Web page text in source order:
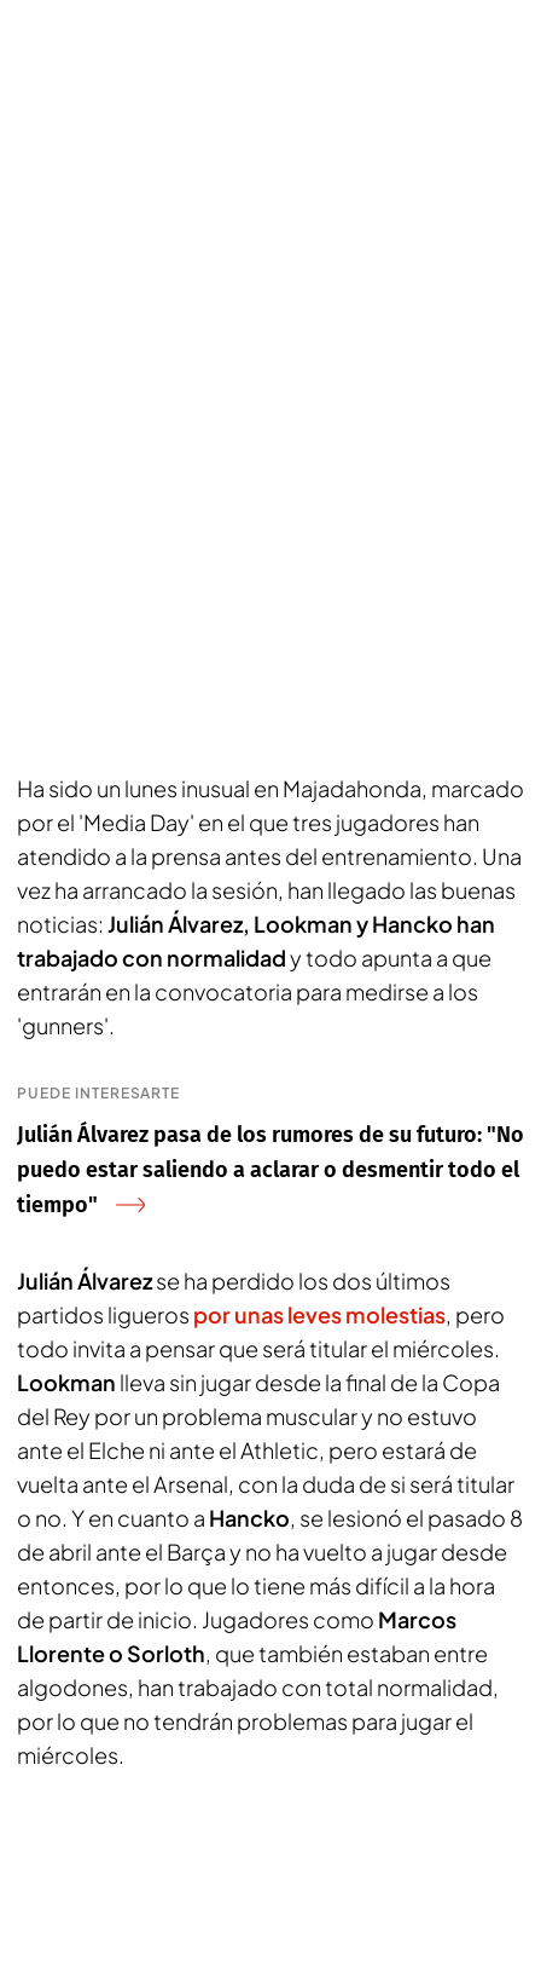
Ha sido un lunes inusual en Majadahonda, marcado
por el 'Media Day' en el que tres jugadores han
atendido a la prensa antes del entrenamiento. Una
vez ha arrancado la sesión, han llegado las buenas
noticias: Julián Álvarez, Lookman y Hancko han
trabajado con normalidady todo apunta a que
entrarán en la convocatoria para medirse a los
'gunners'.
PUEDE INTERESARTE
Julián Álvarez pasa de los rumores de su futuro: "No
puedo estar saliendo a aclarar o desmentir todo el
tiempo"
Julián Álvarezse ha perdido los dos últimos
partidos ligueros por unas leves molestias, pero
todo invita a pensar que será titular el miércoles.
Lookman lleva sin jugar desde la final de la Copa
del Rey por un problema muscular y no estuvo
ante el Elche ni ante el Athletic, pero estará de
vuelta ante el Arsenal, con la duda de si será titular
o no. Y en cuanto a Hancko, se lesionó el pasado 8
de abril ante el Barça y no ha vuelto a jugar desde
entonces, por lo que lo tiene más difícil a la hora
de partir de inicio. Jugadores como Marcos
Llorente o Sorloth, que también estaban entre
algodones, han trabajado con total normalidad,
por lo que no tendrán problemas para jugar el
miércoles.